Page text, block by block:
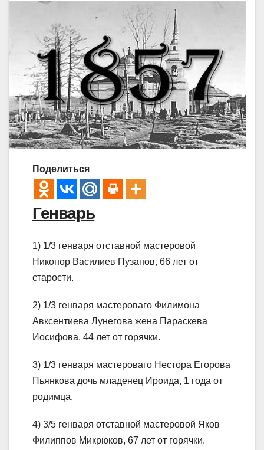
Поделиться
Генварь
1) 1/3 генваря отставной мастеровой
Никонор Василиев Пузанов, 66 лет от
старости.
2) 1/3 генваря мастероваго Филимона
Авксентиева Лунегова жена Параскева
Иосифова, 44 лет от горячки.
3) 1/3 генваря мастероваго Нестора Егорова
Пьянкова дочь младенец Ироида, 1 года от
родимца.
4) 3/5 генваря отставной мастеровой Яков
Филиппов Микрюков, 67 лет от горячки.